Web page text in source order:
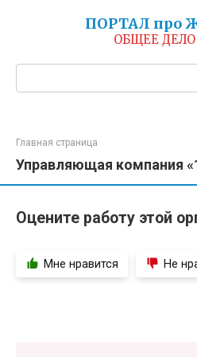
ПОРТАЛ про
ОБЩЕЕ ДЕЛО
Поиск:
Главная страница
Управляющая компания
Оцените работу этой
Мне нравится Не